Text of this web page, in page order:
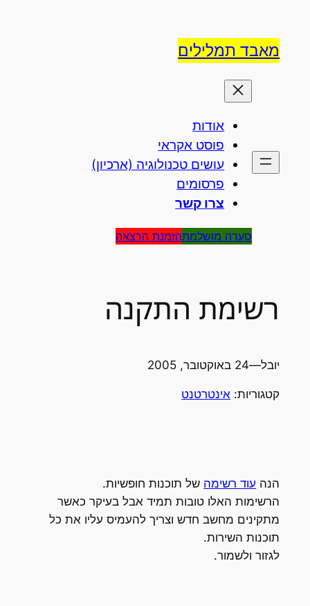
מאבד תמלילים
אודות
פוסט אקראי
עושים טכנולוגיה (ארכיון)
פרסומים
צרו קשר
סערה מושלמתהזמנת הרצאה
רשימת התקנה
יובל—24 באוקטובר, 2005
קטגוריות: אינטרטנט
הנה עוד רשימה של תוכנות חופשיות.
הרשימות האלו טובות תמיד אבל בעיקר כאשר
מתקינים מחשב חדש וצריך להעמיס עליו את כל
תוכנות השירות.
לגזור ולשמור.